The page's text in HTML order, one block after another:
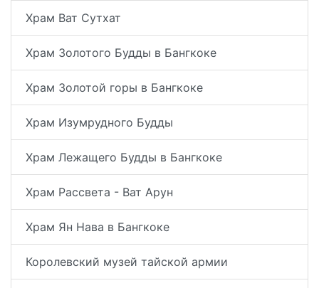
Храм Ват Сутхат
Храм Золотого Будды в Бангкоке
Храм Золотой горы в Бангкоке
Храм Изумрудного Будды
Храм Лежащего Будды в Бангкоке
Храм Рассвета - Ват Арун
Храм Ян Нава в Бангкоке
Королевский музей тайской армии